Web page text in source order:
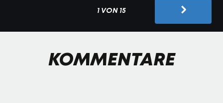
1 VON 15
KOMMENTARE